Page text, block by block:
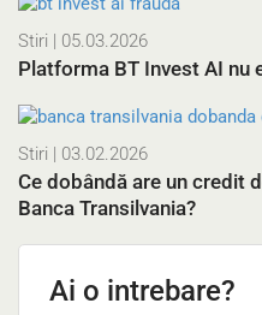
Stiri | 05.03.2026
Platforma BT Invest AI nu
Stiri | 03.02.2026
Ce dobândă are un credit
Banca Transilvania?
Ai o intrebare?